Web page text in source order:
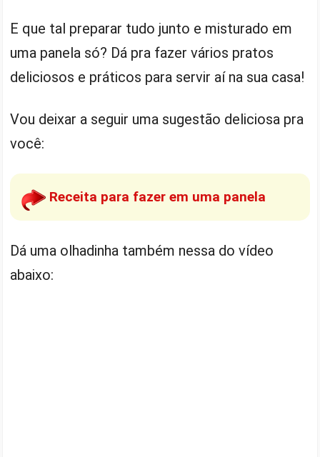
E que tal preparar tudo junto e misturado em
uma panela só? Dá pra fazer vários pratos
deliciosos e práticos para servir aí na sua casa!
Vou deixar a seguir uma sugestão deliciosa pra
você:
Receita para fazer em uma panela
Dá uma olhadinha também nessa do vídeo
abaixo: